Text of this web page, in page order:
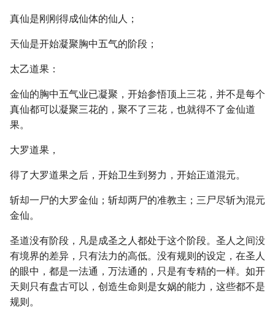
真仙是刚刚得成仙体的仙人；
天仙是开始凝聚胸中五气的阶段；
太乙道果：
金仙的胸中五气业已凝聚，开始参悟顶上三花，并不是每个
真仙都可以凝聚三花的，聚不了三花，也就得不了金仙道
果。
大罗道果，
得了大罗道果之后，开始卫生到努力，开始正道混元。
斩却一尸的大罗金仙；斩却两尸的准教主；三尸尽斩为混元
金仙。
圣道没有阶段，凡是成圣之人都处于这个阶段。圣人之间没
有境界的差异，只有法力的高低。没有规则的设定，在圣人
的眼中，都是一法通，万法通的，只是有专精的一样。如开
天则只有盘古可以，创造生命则是女娲的能力，这些都不是
规则。